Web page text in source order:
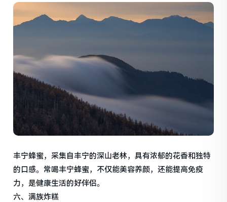
丰宁蜂蜜，采集自丰宁的深山老林，具有浓郁的花香和独特
的口感。常喝丰宁蜂蜜，不仅能美容养颜，还能提高免疫
力，是健康生活的好伴侣。
六、满族炸糕